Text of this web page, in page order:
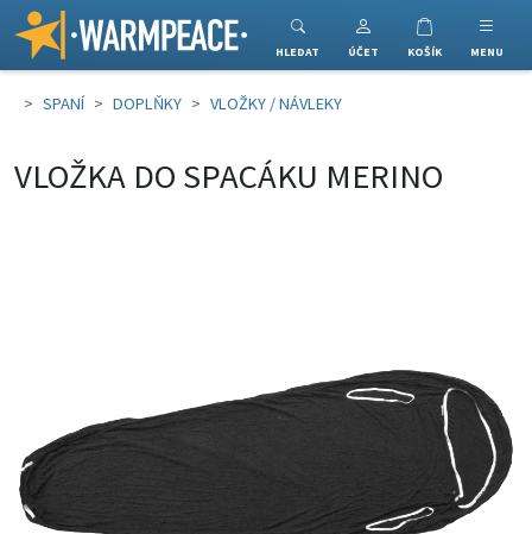
Warmpeace
HLEDAT ÚČET KOŠÍK MENU
SPANÍ DOPLŇKY VLOŽKY / NÁVLEKY
VLOŽKA DO SPACÁKU MERINO